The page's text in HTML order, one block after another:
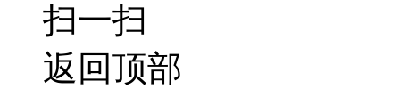
扫一扫
返回顶部